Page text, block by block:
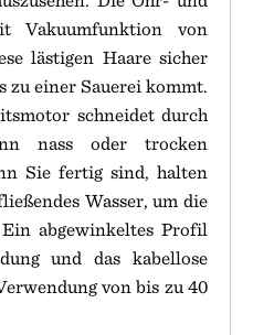
Vakuumfunktion von
lästigen Haare sicher
zu einer Sauerei kommt.
schneidet durch
nass oder trocken
Sie fertig sind, halten
Wasser, um die
abgewinkeltes Profil
und das kabellose
von bis zu 40